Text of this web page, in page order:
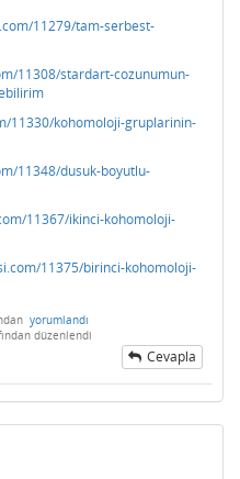
11279/tam-serbest-
11308/stardart-cozunumun-
11330/kohomoloji-gruplarinin-
11348/dusuk-boyutlu-
11367/ikinci-kohomoloji-
11375/birinci-kohomoloji-
yorumlandı
düzenlendi
Cevapla